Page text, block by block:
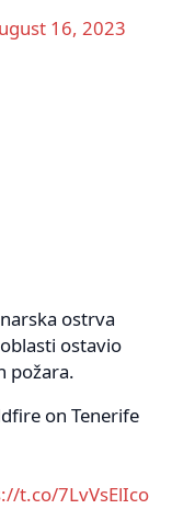
16, 2023
ostrva
ostavio
požara.
on Tenerife
t.co/7LvVsElIco